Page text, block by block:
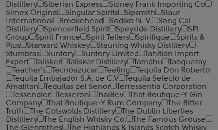
Distillery
Siberian Express
Sidney Frank Importing Co
Simex Original
Singular Spirits Sipsmith
Slaur
International
Smokehead Sodiko N. V.
Song Cai
Distillery
Spencerfield Spirit Speyside Distillery
SPI
Group
Spirit France Spirit Tellers Spiritique
Spirits &
Plus
Starward Whiskey
Stauning Whisky Distillery
Stumbras
Suntory Suntory Limited
Tahitian Import
Export
Talisker Talisker Distillery Tamdhu
Tanqueray
Teacher's
Tecnoazucar Teeling
Tequila Don Roberto
Tequila Embajador S.A. de C.V
Tequila Selecto de
Amatitan
Tequilas del Senor
Terressentia Corporation
Tessendier
Tesseron ThaiBev
That Boutique-Y Gin
Company
That Boutique-Y Rum Company
The Bitter
Truth
The Cotswolds Distillery
The Dublin Liberties
Distillery
The English Whisky Co.
The Famous Grouse
The Glenrothes
The Highlands & Islands Scotch Whisky